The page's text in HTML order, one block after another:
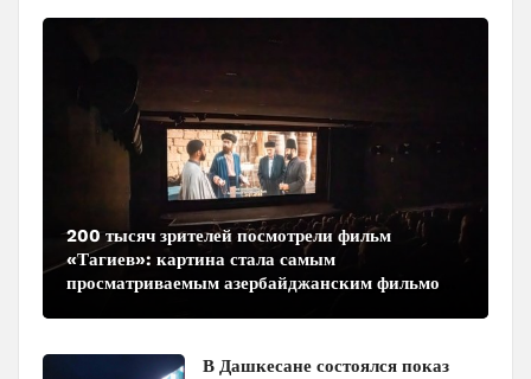
200 тысяч зрителей посмотрели фильм
«Тагиев»: картина стала самым
просматриваемым азербайджанским фильмом
В Дашкесане состоялся показ